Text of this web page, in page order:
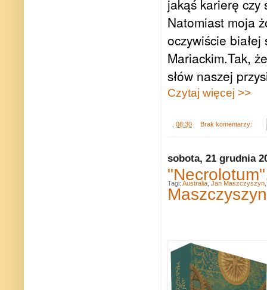
jakąś karierę czy
Natomiast moja
oczywiście
Mariackim.Tak,
słów naszej
Czytaj więcej >>
08:30 Brak komentarzy:
sobota, 21 grudnia
Tagi: Australia, Jan Maszczyszyn